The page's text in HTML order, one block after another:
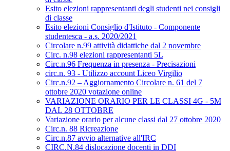
Esito elezioni rappresentanti degli studenti nei consigli
di classe
Esito elezioni Consiglio d'Istituto - Componente
studentesca - a.s. 2020/2021
Circolare n.99 attività didattiche dal 2 novembre
Circ. n.98 elezioni rappresentanti 5L
Circ.n.96 Frequenza in presenza - Precisazioni
circ.n. 93 - Utilizzo account Liceo Virgilio
Circ.n.92 – Aggiornamento Circolare n. 61 del 7
ottobre 2020 votazione online
VARIAZIONE ORARIO PER LE CLASSI 4G - 5M
DAL 28 OTTOBRE
Variazione orario per alcune classi dal 27 ottobre 2020
Circ.n. 88 Ricreazione
Circ.n.87 avvio alternative all'IRC
CIRC.N.84 dislocazione docenti in DDI